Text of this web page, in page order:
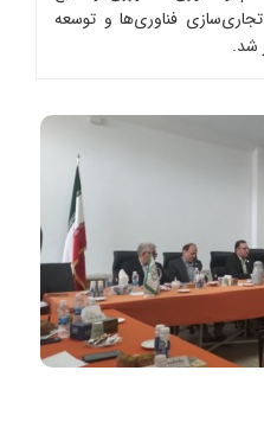
فناوری‌ها و توسعه
شد.